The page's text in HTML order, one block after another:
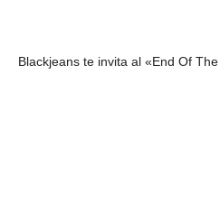
Blackjeans te invita al «End Of